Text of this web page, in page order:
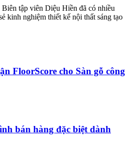
tập viên Diệu Hiền đã có nhiều
kinh nghiệm thiết kế nội thất sáng tạo
FloorScore cho Sàn gỗ công
bán hàng đặc biệt dành